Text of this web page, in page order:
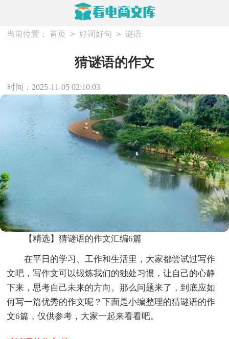
当前位置： 首页 > 好词好句 > 谜语
猜谜语的作文
时间：2025-11-05 02:10:03
【精选】猜谜语的作文汇编6篇
在平日的学习、工作和生活里，大家都尝试过写作
文吧，写作文可以锻炼我们的独处习惯，让自己的心静
下来，思考自己未来的方向。那么问题来了，到底应如
何写一篇优秀的作文呢？下面是小编整理的猜谜语的作
文6篇，仅供参考，大家一起来看看吧。